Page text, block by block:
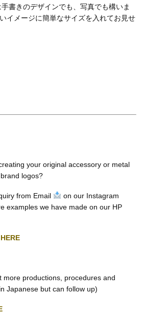
書きのデザインでも、写真でも構いま
イメージに簡単なサイズを入れてお見せ
your original accessory or metal
logos?
from Email
on our Instagram
examples we have made on our HP
HERE
productions, procedures and
Japanese but can follow up)